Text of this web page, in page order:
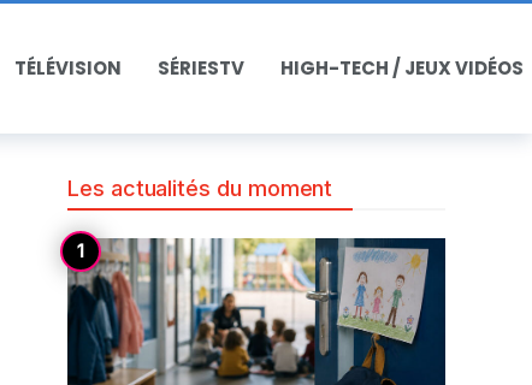
TÉLÉVISION SÉRIESTV HIGH-TECH / JEUX VIDÉOS
Les actualités du moment